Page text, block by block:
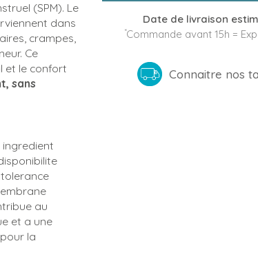
Date de livraison
*Commande avant 15h =
Connaitre nos
(SPM). Le
dans
crampes,
Ce
et le confort
sans
ingredient
au
et a une
la